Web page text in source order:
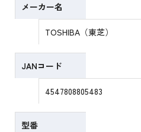
メーカー名
TOSHIBA（東芝）
JANコード
4547808805483
型番